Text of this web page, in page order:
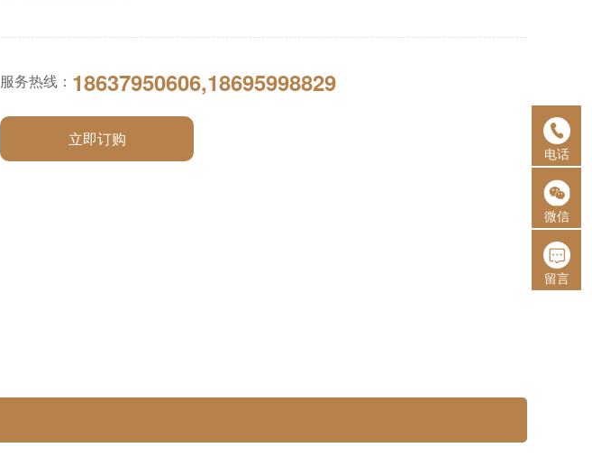
服务热线： 18637950606,18695998829
立即订购
电话
微信
留言